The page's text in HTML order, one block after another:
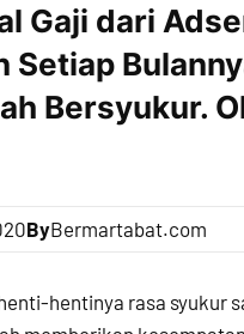
Gaji dari
Setiap
Bersyukur.
ByBermartabat.com
hentinya rasa syukur